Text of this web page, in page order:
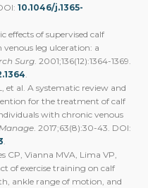
10.1046/j.1365-
effects of supervised calf
venous leg ulceration: a
Surg . 2001;136(12):1364-1369.
et al. A systematic review and
for the treatment of calf
with chronic venous
. 2017;63(8):30-43. DOI:
CP, Vianna MVA, Lima VP,
of exercise training on calf
ankle range of motion, and